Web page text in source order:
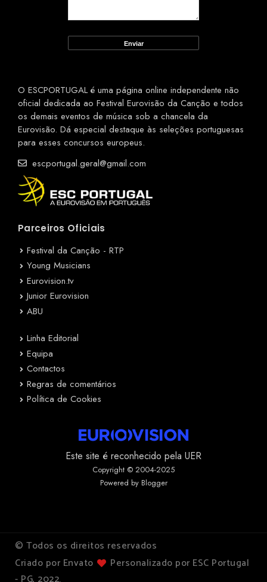
O ESCPORTUGAL é uma página online independente não
oficial dedicada ao Festival Eurovisão da Canção e todos
os demais eventos de música sob a chancela da
Eurovisão. Dá especial destaque às seleções portuguesas
para esses concursos europeus.
escportugal.geral@gmail.com
Parceiros Oficiais
Festival da Canção - RTP
Young Musicians
Eurovision.tv
Junior Eurovision
ABU
Linha Editorial
Equipa
Contactos
Regras de comentários
Política de Cookies
Este site é reconhecido pela UER
Copyright © 2004-2025
Powered by Blogger
© Todos os direitos reservados
Criado por Envato
Personalizado por ESC Portugal